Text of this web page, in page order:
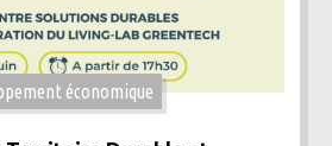
économique